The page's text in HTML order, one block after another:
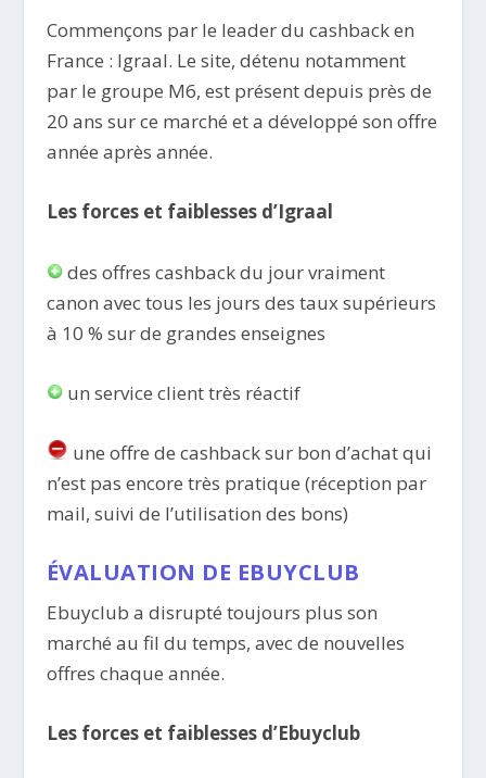
Commençons par le leader du cashback en
France : Igraal. Le site, détenu notamment
par le groupe M6, est présent depuis près de
20 ans sur ce marché et a développé son offre
année après année.
Les forces et faiblesses d’Igraal
des offres cashback du jour vraiment
canon avec tous les jours des taux supérieurs
à 10 % sur de grandes enseignes
un service client très réactif
une offre de cashback sur bon d’achat qui
n’est pas encore très pratique (réception par
mail, suivi de l’utilisation des bons)
ÉVALUATION DE EBUYCLUB
Ebuyclub a disrupté toujours plus son
marché au fil du temps, avec de nouvelles
offres chaque année.
Les forces et faiblesses d’Ebuyclub